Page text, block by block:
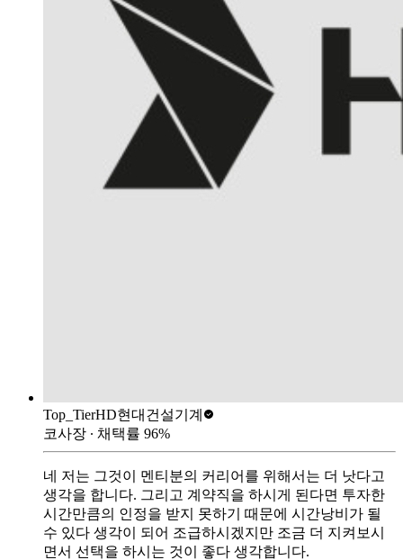
Top_TierHD현대건설기계
코사장 ∙ 채택률 96%
네 저는 그것이 멘티분의 커리어를 위해서는 더 낫다고
생각을 합니다. 그리고 계약직을 하시게 된다면 투자한
시간만큼의 인정을 받지 못하기 때문에 시간낭비가 될
수 있다 생각이 되어 조급하시겠지만 조금 더 지켜보시
면서 선택을 하시는 것이 좋다 생각합니다.